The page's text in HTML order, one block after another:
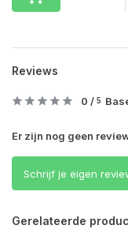
Reviews
0 / 5
Er zijn nog geen
Schrijf je eigen
Gerelateerde